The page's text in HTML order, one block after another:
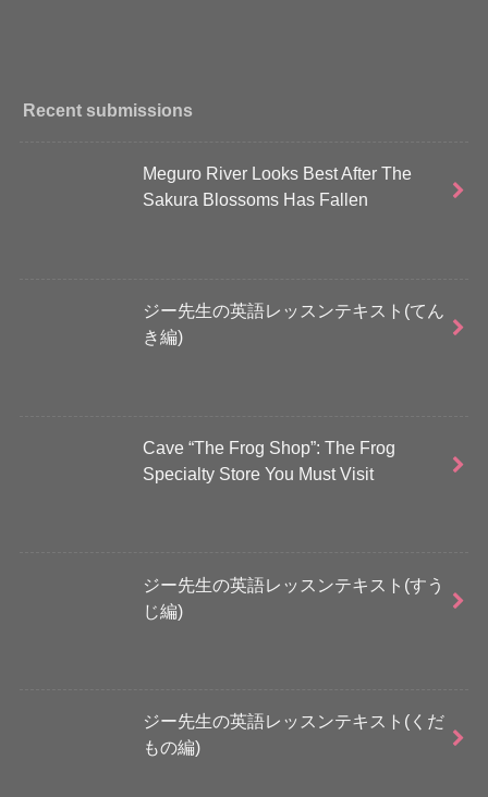
Recent submissions
Meguro River Looks Best After The
Sakura Blossoms Has Fallen
ジー先生の英語レッスンテキスト(てん
き編)
Cave “The Frog Shop”: The Frog
Specialty Store You Must Visit
ジー先生の英語レッスンテキスト(すう
じ編)
ジー先生の英語レッスンテキスト(くだ
もの編)